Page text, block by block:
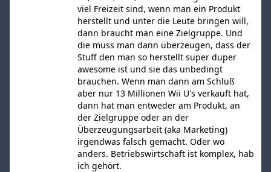
viel Freizeit sind, wenn man ein Produkt
herstellt und unter die Leute bringen will,
dann braucht man eine Zielgruppe. Und
die muss man dann überzeugen, dass der
Stuff den man so herstellt super duper
awesome ist und sie das unbedingt
brauchen. Wenn man dann am Schluß
aber nur 13 Millionen Wii U's verkauft hat,
dann hat man entweder am Produkt, an
der Zielgruppe oder an der
Überzeugungsarbeit (aka Marketing)
irgendwas falsch gemacht. Oder wo
anders. Betriebswirtschaft ist komplex, hab
ich gehört.